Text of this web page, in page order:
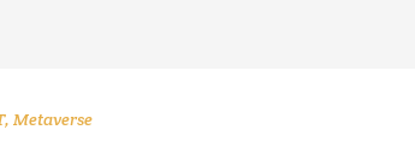
, Metaverse